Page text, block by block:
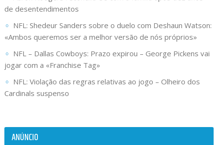
de desentendimentos
NFL: Shedeur Sanders sobre o duelo com Deshaun Watson:
«Ambos queremos ser a melhor versão de nós próprios»
NFL – Dallas Cowboys: Prazo expirou – George Pickens vai
jogar com a «Franchise Tag»
NFL: Violação das regras relativas ao jogo – Olheiro dos
Cardinals suspenso
ANÚNCIO